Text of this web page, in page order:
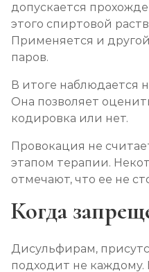
допускается
этого спиртовой
Применяется и
паров.
В итоге наблюдается
Она позволяет
кодировка или нет.
Провокация не
этапом терапии.
отмечают, что ее не
Когда
Дисульфирам,
подходит не каждому.